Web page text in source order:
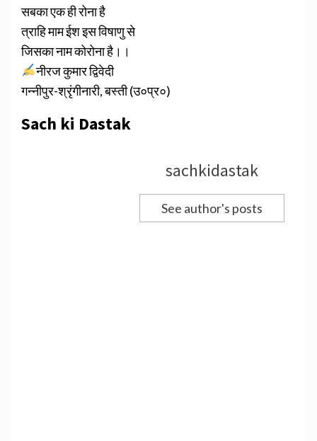
सबका एक ही रोना है
त्राहि माम ईश इस विषाणु से
जिसका नाम कोरोना है।।
नीरज कुमार द्विवेदी
गन्नीपुर-श्रृंगीनारी, बस्ती (उ०प्र०)
Sach ki Dastak
sachkidastak
See author's posts